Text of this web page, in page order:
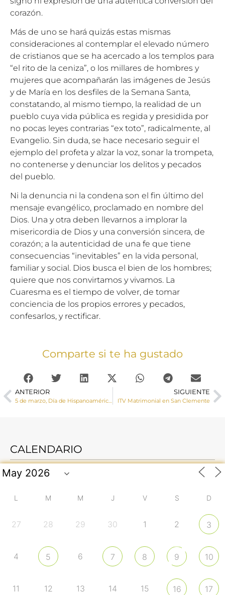
corazón.
Más de uno se hará quizás estas mismas
consideraciones al contemplar el elevado número
de cristianos que se ha acercado a los templos para
“el rito de la ceniza”, o los millares de hombres y
mujeres que acompañarán las imágenes de Jesús
y de María en los desfiles de la Semana Santa,
constatando, al mismo tiempo, la realidad de un
pueblo cuya vida pública es regida y presidida por
no pocas leyes contrarias “ex toto”, radicalmente, al
Evangelio. Sin duda, se hace necesario seguir el
ejemplo del profeta y alzar la voz, sonar la trompeta,
no contenerse y denunciar los delitos y pecados
del pueblo.
Ni la denuncia ni la condena son el fin último del
mensaje evangélico, proclamado en nombre del
Dios. Una y otra deben llevarnos a implorar la
misericordia de Dios y una conversión sincera, de
corazón; a la autenticidad de una fe que tiene
consecuencias “inevitables” en la vida personal,
familiar y social. Dios busca el bien de los hombres;
quiere que nos convirtamos y vivamos. La
Cuaresma es el tiempo de volver, de tomar
conciencia de los propios errores y pecados,
confesarlos, y rectificar.
Comparte si te ha gustado
ANTERIOR
5 de marzo, Día de Hispanoamérica con el lema, «Hermanos en la fe»
SIGUIENTE
ITV Matrimonial en San Clemente
CALENDARIO
L M M J V S D
27 28 29 30 1 2 3
4 5 6 7 8 9 10
11 12 13 14 15 16 17